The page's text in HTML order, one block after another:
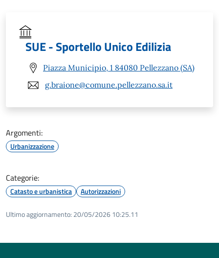
SUE - Sportello Unico Edilizia
Piazza Municipio, 1 84080 Pellezzano (SA)
g.braione@comune.pellezzano.sa.it
Argomenti:
Urbanizzazione
Categorie:
Catasto e urbanistica Autorizzazioni
Ultimo aggiornamento: 20/05/2026 10:25.11